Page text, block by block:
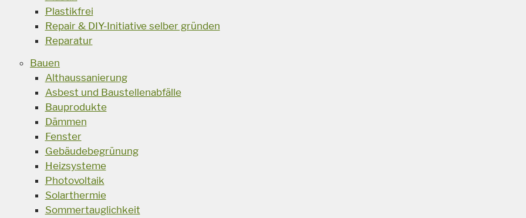
Plastikfrei
Repair & DIY-Initiative selber gründen
Reparatur
Bauen
Althaussanierung
Asbest und Baustellenabfälle
Bauprodukte
Dämmen
Fenster
Gebäudebegrünung
Heizsysteme
Photovoltaik
Solarthermie
Sommertauglichkeit